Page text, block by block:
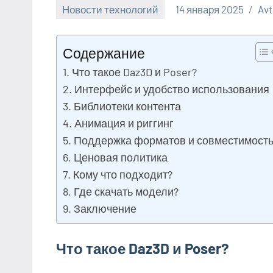
Новости технологий 14 января 2025
Содержание
Что такое Daz3D и Poser?
Интерфейс и удобство использования
Библиотеки контента
Анимация и риггинг
Поддержка форматов и совместимость
Ценовая политика
Кому что подходит?
Где скачать модели?
Заключение
Что такое Daz3D и Poser?